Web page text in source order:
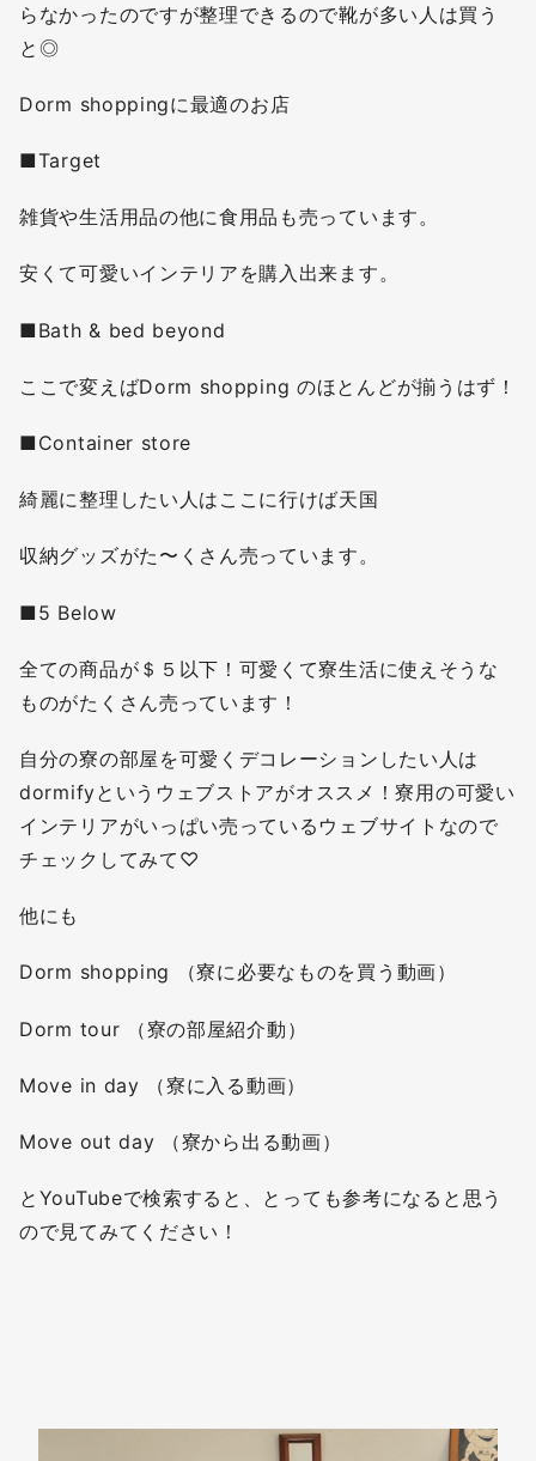
らなかったのですが整理できるので靴が多い人は買う
と◎
Dorm shoppingに最適のお店
■Target
雑貨や生活用品の他に食用品も売っています。
安くて可愛いインテリアを購入出来ます。
■Bath & bed beyond
ここで変えばDorm shopping のほとんどが揃うはず！
■Container store
綺麗に整理したい人はここに行けば天国
収納グッズがた〜くさん売っています。
■5 Below
全ての商品が＄５以下！可愛くて寮生活に使えそうな
ものがたくさん売っています！
自分の寮の部屋を可愛くデコレーションしたい人は
dormifyというウェブストアがオススメ！寮用の可愛い
インテリアがいっぱい売っているウェブサイトなので
チェックしてみて♡
他にも
Dorm shopping （寮に必要なものを買う動画）
Dorm tour （寮の部屋紹介動）
Move in day （寮に入る動画）
Move out day （寮から出る動画）
とYouTubeで検索すると、とっても参考になると思う
ので見てみてください！